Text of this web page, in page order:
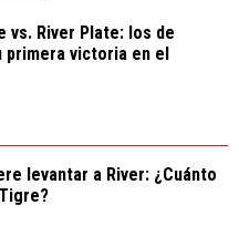
vs. River Plate: los de
primera victoria en el
levantar a River: ¿Cuánto